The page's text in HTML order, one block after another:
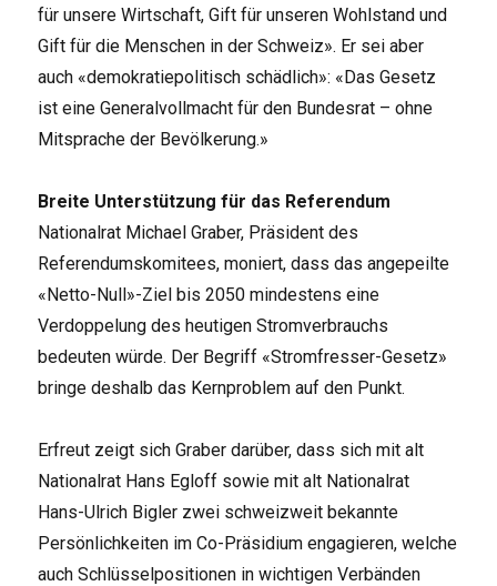
für unsere Wirtschaft, Gift für unseren Wohlstand und
Gift für die Menschen in der Schweiz». Er sei aber
auch «demokratiepolitisch schädlich»: «Das Gesetz
ist eine Generalvollmacht für den Bundesrat – ohne
Mitsprache der Bevölkerung.»
Breite Unterstützung für das Referendum
Nationalrat Michael Graber, Präsident des
Referendumskomitees, moniert, dass das angepeilte
«Netto-Null»-Ziel bis 2050 mindestens eine
Verdoppelung des heutigen Stromverbrauchs
bedeuten würde. Der Begriff «Stromfresser-Gesetz»
bringe deshalb das Kernproblem auf den Punkt.
Erfreut zeigt sich Graber darüber, dass sich mit alt
Nationalrat Hans Egloff sowie mit alt Nationalrat
Hans-Ulrich Bigler zwei schweizweit bekannte
Persönlichkeiten im Co-Präsidium engagieren, welche
auch Schlüsselpositionen in wichtigen Verbänden